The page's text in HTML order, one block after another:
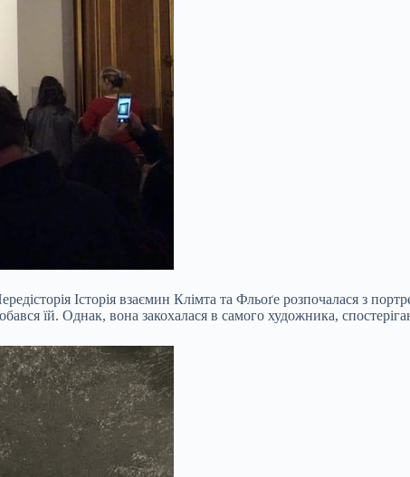
Історія взаємин Клімта та Фльоґе розпочалася з
їй. Однак, вона закохалася в самого художника,